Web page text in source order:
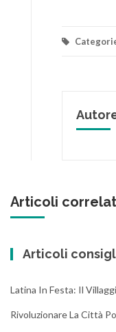
Articoli
Articoli
Latina In Festa: Il
Rivoluzionare La Città